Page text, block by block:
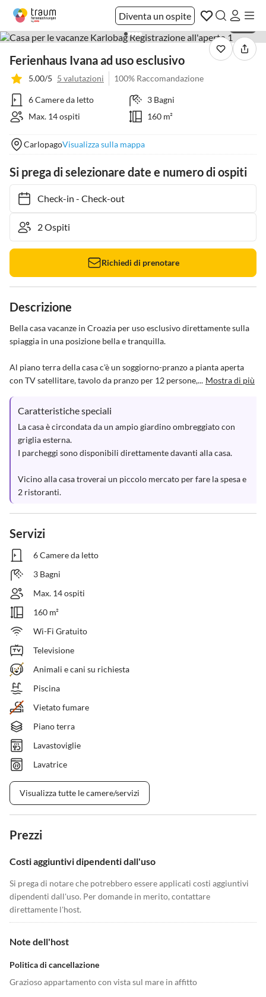
Diventa un ospite
Ferienhaus Ivana ad uso esclusivo
5.00/5 5 valutazioni 100% Raccomandazione
6 Camere da letto
3 Bagni
Max. 14 ospiti
160 m²
CarlopagoVisualizza sulla mappa
Si prega di selezionare date e numero di ospiti
Check-in- Check-out
Richiedi di prenotare
Descrizione
Bella casa vacanze in Croazia per uso esclusivo direttamente sulla
spiaggia in una posizione bella e tranquilla.
Al piano terra della casa c'è un soggiorno-pranzo a pianta aperta
con TV satellitare, tavolo da pranzo per 12 persone,... Mostra di più
Caratteristiche speciali
La casa è circondata da un ampio giardino ombreggiato con
griglia esterna.
I parcheggi sono disponibili direttamente davanti alla casa.
Vicino alla casa troverai un piccolo mercato per fare la spesa e
2 ristoranti.
Servizi
6 Camere da letto
3 Bagni
Max. 14 ospiti
160 m²
Wi-Fi Gratuito
Televisione
Animali e cani su richiesta
Piscina
Vietato fumare
Piano terra
Lavastoviglie
Lavatrice
Visualizza tutte le camere/servizi
Prezzi
Costi aggiuntivi dipendenti dall'uso
Si prega di notare che potrebbero essere applicati costi aggiuntivi
dipendenti dall'uso. Per domande in merito, contattare
direttamente l'host.
Note dell'host
Politica di cancellazione
Grazioso appartamento con vista sul mare in affitto